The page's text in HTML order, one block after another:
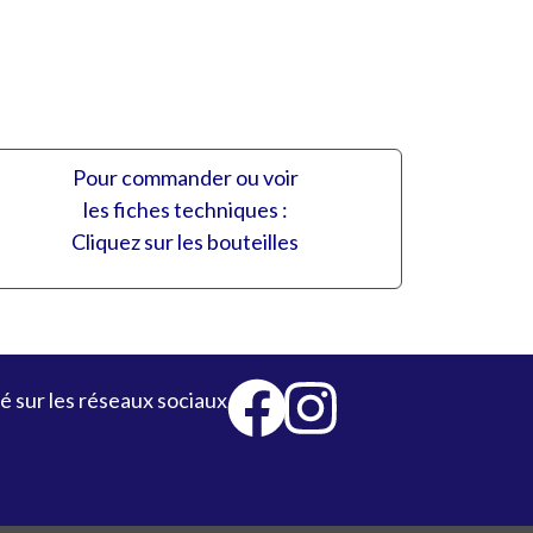
Pour commander ou voir
les fiches techniques :
Cliquez sur les bouteilles
sur les réseaux sociaux